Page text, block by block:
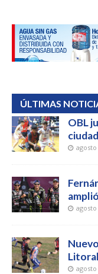
ÚLTIMAS
OBL
ciudad
agosto
agosto
agosto